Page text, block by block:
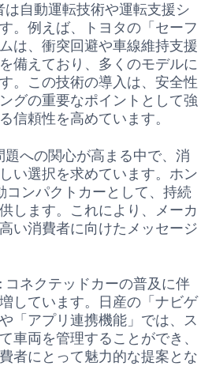
は自動運転技術や運転支援シ
。例えば、トヨタの「セーフ
は、衝突回避や車線維持支援
備えており、多くのモデルに
。この技術の導入は、安全性
グの重要なポイントとして強
信頼性を高めています。
題への関心が高まる中で、消
い選択を求めています。ホン
コンパクトカーとして、持続
します。これにより、メーカ
い消費者に向けたメッセージ
: コネクテッドカーの普及に伴
しています。日産の「ナビゲ
「アプリ連携機能」では、ス
車両を管理することができ、
者にとって魅力的な提案とな